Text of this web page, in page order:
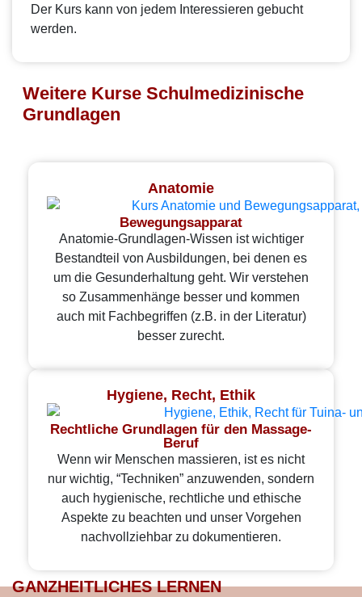
Der Kurs kann von jedem Interessieren gebucht
werden.
Weitere Kurse Schulmedizinische
Grundlagen
Anatomie
Bewegungsapparat
Anatomie-Grundlagen-Wissen ist wichtiger
Bestandteil von Ausbildungen, bei denen es
um die Gesunderhaltung geht. Wir verstehen
so Zusammenhänge besser und kommen
auch mit Fachbegriffen (z.B. in der Literatur)
besser zurecht.
Hygiene, Recht, Ethik
Rechtliche Grundlagen für den Massage-
Beruf
Wenn wir Menschen massieren, ist es nicht
nur wichtig, “Techniken” anzuwenden, sondern
auch hygienische, rechtliche und ethische
Aspekte zu beachten und unser Vorgehen
nachvollziehbar zu dokumentieren.
GANZHEITLICHES LERNEN